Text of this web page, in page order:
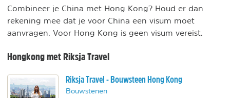
Combineer je China met Hong Kong? Houd er dan
rekening mee dat je voor China een visum moet
aanvragen. Voor Hong Kong is geen visum vereist.
Hongkong met Riksja Travel
Riksja Travel - Bouwsteen Hong Kong
Bouwstenen